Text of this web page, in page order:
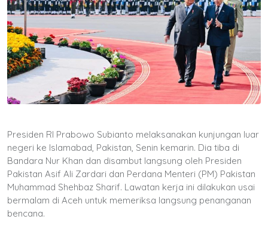
Presiden RI Prabowo Subianto melaksanakan kunjungan luar
negeri ke Islamabad, Pakistan, Senin kemarin. Dia tiba di
Bandara Nur Khan dan disambut langsung oleh Presiden
Pakistan Asif Ali Zardari dan Perdana Menteri (PM) Pakistan
Muhammad Shehbaz Sharif. Lawatan kerja ini dilakukan usai
bermalam di Aceh untuk memeriksa langsung penanganan
bencana.